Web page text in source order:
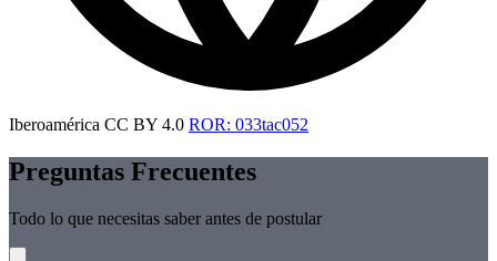
Iberoamérica CC BY 4.0 ROR: 033tac052
Preguntas Frecuentes
Todo lo que necesitas saber antes de postular